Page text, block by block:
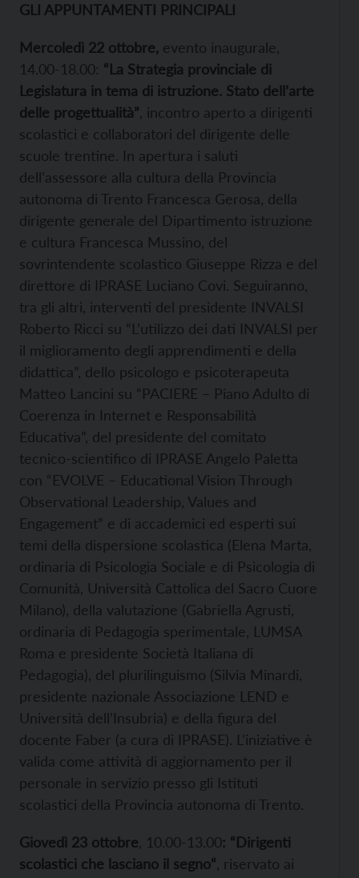
GLI APPUNTAMENTI PRINCIPALI
Mercoledì 22 ottobre, evento inaugurale,
14.00-18.00: “La Strategia provinciale di
Legislatura in tema di istruzione. Stato dell’arte
delle progettualità” , incontro aperto a dirigenti
scolastici e collaboratori del dirigente delle
scuole trentine. In apertura i saluti
dell’assessore alla cultura della Provincia
autonoma di Trento Francesca Gerosa, della
dirigente generale del Dipartimento istruzione
e cultura Francesca Mussino, del
sovrintendente scolastico Giuseppe Rizza e del
direttore di IPRASE Luciano Covi. Seguiranno,
tra gli altri, interventi del presidente INVALSI
Roberto Ricci su “L’utilizzo dei dati INVALSI per
il miglioramento degli apprendimenti e della
didattica”, dello psicologo e psicoterapeuta
Matteo Lancini su “PACIERE – Piano Adulto di
Coerenza in Internet e Responsabilità
Educativa”, del presidente del comitato
tecnico-scientifico di IPRASE Angelo Paletta
con “EVOLVE – Educational Vision Through
Observational Leadership, Values and
Engagement” e di accademici ed esperti sui
temi della dispersione scolastica (Elena Marta,
ordinaria di Psicologia Sociale e di Psicologia di
Comunità, Università Cattolica del Sacro Cuore
Milano), della valutazione (Gabriella Agrusti,
ordinaria di Pedagogia sperimentale, LUMSA
Roma e presidente Società Italiana di
Pedagogia), del plurilinguismo (Silvia Minardi,
presidente nazionale Associazione LEND e
Università dell’Insubria) e della figura del
docente Faber (a cura di IPRASE). L’iniziative è
valida come attività di aggiornamento per il
personale in servizio presso gli Istituti
scolastici della Provincia autonoma di Trento.
Giovedì 23 ottobre , 10.00-13.00: “Dirigenti
scolastici che lasciano il segno“ , riservato ai